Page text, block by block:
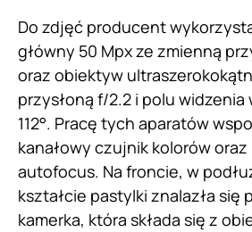
Do zdjęć producent
główny 50 Mpx ze zmienną
oraz obiektyw
przysłoną f/2.2 i polu
112°. Pracę tych aparatów
kanałowy czujnik kolorów
autofocus. Na froncie, w
kształcie pastylki znalazła się
kamerka, która składa się z